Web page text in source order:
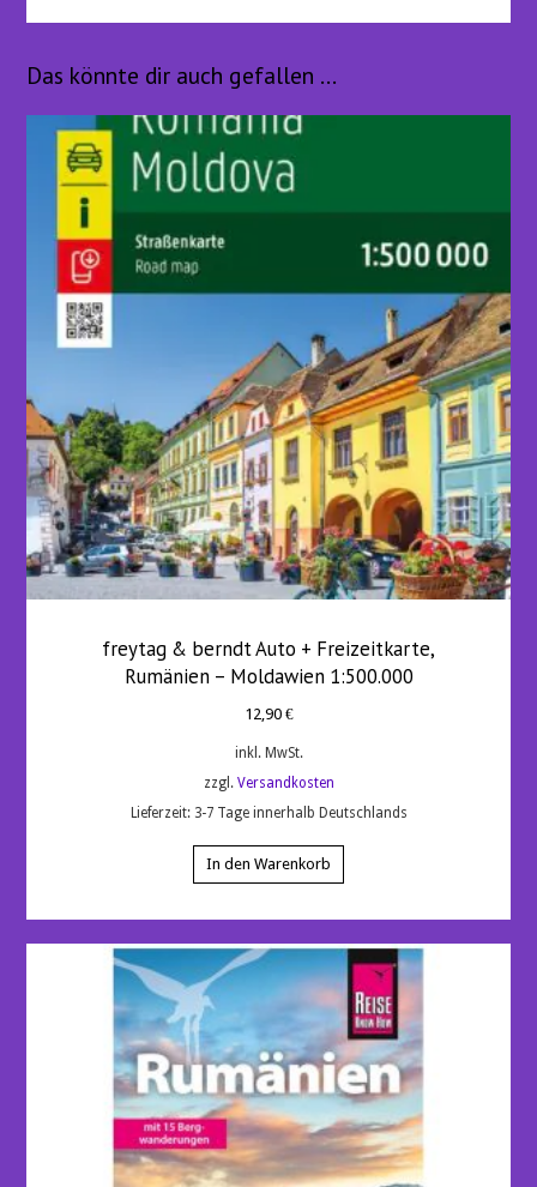
Das könnte dir auch gefallen …
freytag & berndt Auto + Freizeitkarte,
Rumänien – Moldawien 1:500.000
12,90 €
inkl. MwSt.
zzgl. Versandkosten
Lieferzeit: 3-7 Tage innerhalb Deutschlands
In den Warenkorb